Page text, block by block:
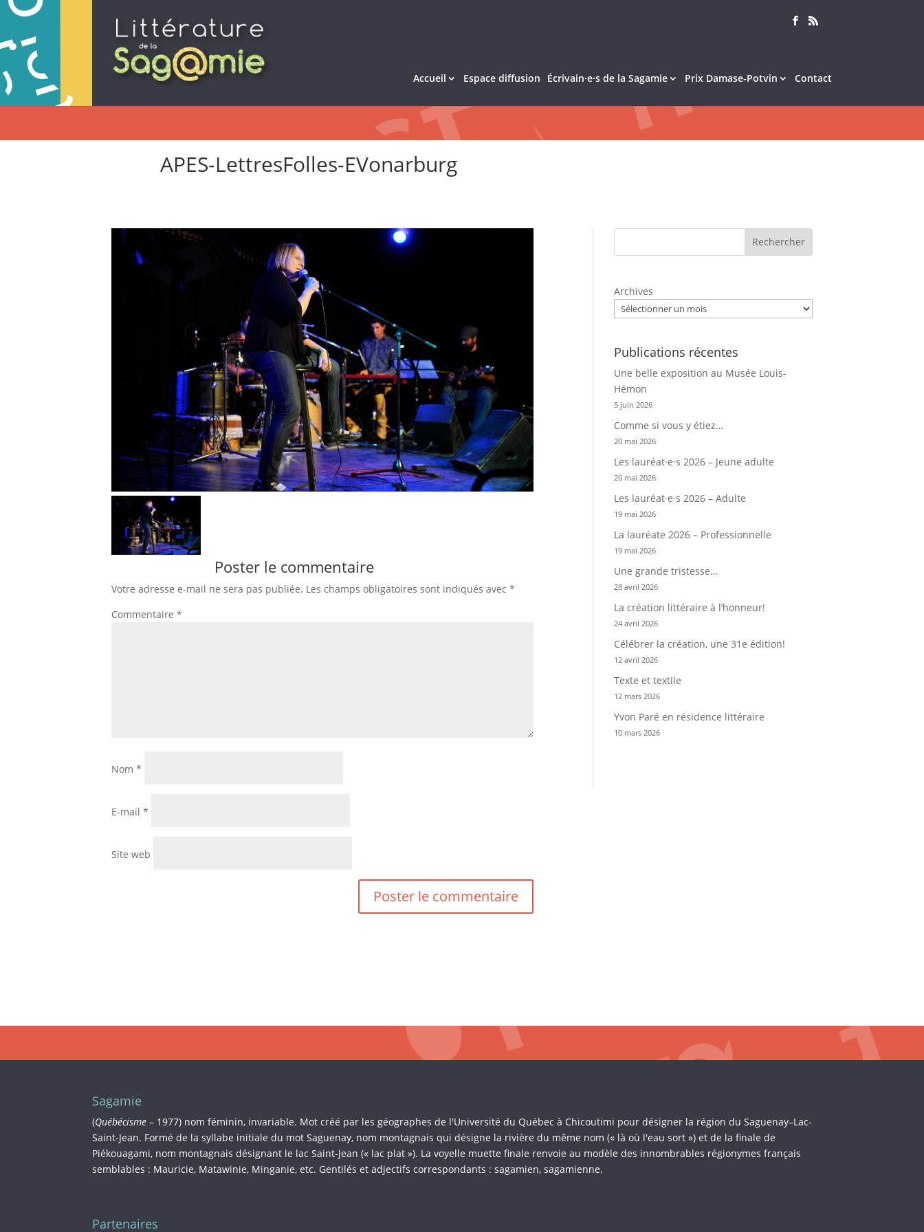
Accueil Espace diffusion Écrivain·e·s de la Sagamie Prix Damase-Potvin Contact
APES-LettresFolles-EVonarburg
Poster le commentaire
Votre adresse e-mail ne sera pas publiée. Les champs obligatoires sont indiqués avec *
Commentaire *
Nom *
E-mail *
Site web
Rechercher
Archives
Publications récentes
Une belle exposition au Musée Louis-
Hémon
5 juin 2026
Comme si vous y étiez…
20 mai 2026
Les lauréat·e·s 2026 – Jeune adulte
20 mai 2026
Les lauréat·e·s 2026 – Adulte
19 mai 2026
La lauréate 2026 – Professionnelle
19 mai 2026
Une grande tristesse…
28 avril 2026
La création littéraire à l’honneur!
24 avril 2026
Célébrer la création, une 31e édition!
12 avril 2026
Texte et textile
12 mars 2026
Yvon Paré en résidence littéraire
10 mars 2026
Sagamie
(Québécisme– 1977) nom féminin, invariable. Mot créé par les géographes de l'Université du Québec à Chicoutimi pour désigner la région du Saguenay–Lac-
Saint-Jean. Formé de la syllabe initiale du mot Saguenay, nom montagnais qui désigne la rivière du même nom (« là où l'eau sort ») et de la finale de
Piékouagami, nom montagnais désignant le lac Saint-Jean (« lac plat »). La voyelle muette finale renvoie au modèle des innombrables régionymes français
semblables : Mauricie, Matawinie, Minganie, etc. Gentilés et adjectifs correspondants : sagamien, sagamienne.
Partenaires